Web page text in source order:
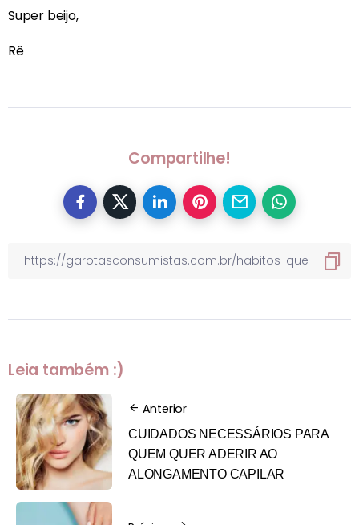
Super beijo,
Rê
Compartilhe!
Leia também :)
Anterior
CUIDADOS NECESSÁRIOS PARA
QUEM QUER ADERIR AO
ALONGAMENTO CAPILAR